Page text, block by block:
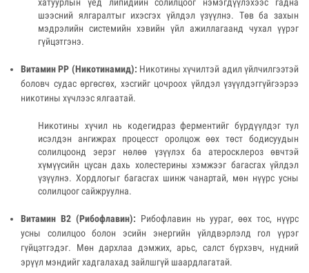
шээсний ялгаралтыг ихэсгэх үйлдэл үзүүлнэ. Төв ба захын
мэдрэлийн системийн хэвийн үйл ажиллагаанд чухал үүрэг
гүйцэтгэнэ.
Витамин РР (Никотинамид): Никотины хүчилтэй адил үйлчилгээтэй
боловч судас өргөсгөх, хэсгийг цочроох үйлдэл үзүүлдэггүйгээрээ
никотины хүчлээс ялгаатай.
Никотины хүчил нь кодегидраз ферментийг бүрдүүлдэг тул
исэлдэн ангижрах процесст оролцож өөх төст бодисуудын
солилцоонд эерэг нөлөө үзүүлэх ба атеросклероз өвчтэй
хүмүүсийн цусан дахь холестерины хэмжээг багасгах үйлдэл
үзүүлнэ. Хордлогыг багасгах шинж чанартай, мөн нүүрс усны
солилцоог сайжруулна.
Витамин В2 (Рибофлавин): Рибофлавин нь уураг, өөх тос, нүүрс
усны солилцоо болон эсийн энергийн үйлдвэрлэлд гол үүрэг
гүйцэтгэдэг. Мөн дархлаа дэмжих, арьс, салст бүрхэвч, нүдний
эрүүл мэндийг хадгалахад зайлшгүй шаардлагатай.